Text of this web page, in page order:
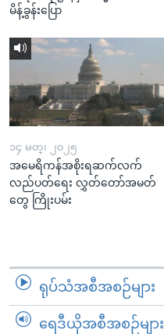
မိန့်ခွန်းပြော
၁၄ မတ္၊ ၂၀၂၅
အမေရိကန်အစိုးရဆက်လက်
လည်ပတ်ရေး လွှတ်တော်အမတ်
တွေ ကြိုးပမ်း
ရုပ်သံအစီအစဉ်များ
ရေဒီယိုအစီအစဉ်များ